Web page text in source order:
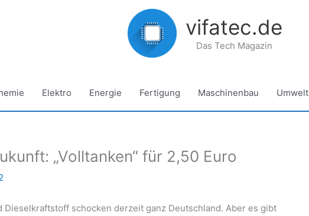
vifatec.de
Das Tech Magazin
Elektro Energie Fertigung Maschinenbau Umwelt
„Volltanken“ für 2,50 Euro
Dieselkraftstoff schocken derzeit ganz Deutschland. Aber es gibt